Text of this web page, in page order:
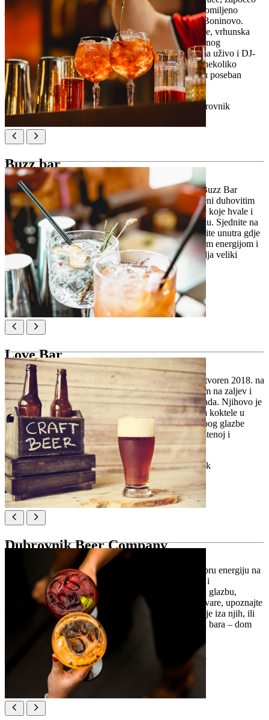
je kao prvi prosecco bar u Dubrovniku i brzo postao omiljeno
mjesto zbog žive atmosfere i prekrasnog pogleda na Boninovo.
Danas spaja prepoznatljivi prosecco, kreativne koktele, vrhunska
vina i bogat izbor pića uz glazbu i zabavu. Od opuštenog
popodnevnog druženja do živahnih večeri s nastupima uživo i DJ-
ima, Fratellos je vrhunsko mjesto za odmor na samo nekoliko
minuta od Staroga grada – svaka posjeta pretvara se u poseban
dubrovački trenutak.
Lokacija:Ul. branitelja Dubrovnika 42a, Dubrovnik
Buzz bar
Skrivena u uskoj uličici dubrovačkog Starog grada, Buzz Bar
izgleda kao tajna koju vrijedi podijeliti. Zidovi ukrašeni duhovitim
citatima i vintage detaljima stvaraju ugođaj za koktele koje hvale i
mještani i putnici kao jedne od najboljih u Dubrovniku. Sjednite na
terasu i promatrajte prolaznike s pićem u ruci ili ostanite unutra gdje
glazba i razgovor teku prirodno. Sa svojom razigranom energijom i
toplom uslugom, Buzz Bar je malo mjesto koje ostavlja veliki
dojam.
Lokacija:Prijeko ul. 21, Dubrovnik
Love Bar
Love Bar je jedini pravi rooftop bar u Dubrovniku, otvoren 2018. na
mjestu nekadašnje tvornice. S panoramskim pogledom na zaljev i
otoke, omiljeno je utočište od užurbanosti Staroga grada. Njihovo je
geslo jednostavno: bez osude, samo ljubav. Dođite na koktele u
zalazak sunca s mentom iz krovnog vrta, a ostanite zbog glazbe
uživo, vrčeva piva ili čaše lokalnog vina – sve u opuštenoj i
gostoljubivoj atmosferi.
Lokacija:Ul. Andrije Hebranga 95, Dubrovnik
Dubrovnik Beer Company
Dubrovnik Beer Company donosi snažne okuse i dobru energiju na
gradsku craft scenu. U Tap Roomu toči se nefiltirano i
nepasterizirano pivo ravno iz tanka – najbolje uz živu glazbu,
radionice i dobro društvo. Pridružite se obilasku pivovare, upoznajte
majstore, kušajte limitirane serije i čujte priče koje stoje iza njih, ili
ponesite suvenir kako biste duh ponijeli kući. Više od bara – dom
dubrovačke craft scene.
Lokacija:Obala Ivana Pavla II 15, Dubrovnik